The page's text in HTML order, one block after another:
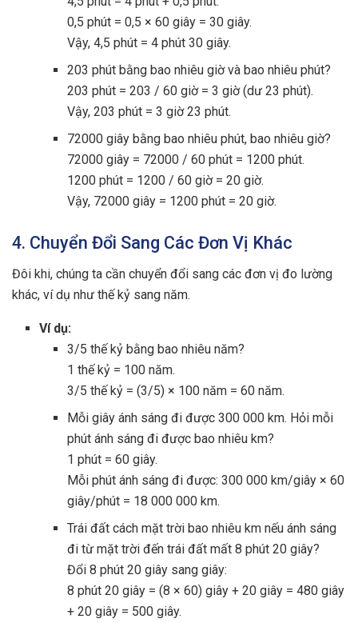
0,5 phút = 0,5 × 60 giây = 30 giây.
Vậy, 4,5 phút = 4 phút 30 giây.
203 phút bằng bao nhiêu giờ và bao nhiêu phút?
203 phút = 203 / 60 giờ = 3 giờ (dư 23 phút).
Vậy, 203 phút = 3 giờ 23 phút.
72000 giây bằng bao nhiêu phút, bao nhiêu giờ?
72000 giây = 72000 / 60 phút = 1200 phút.
1200 phút = 1200 / 60 giờ = 20 giờ.
Vậy, 72000 giây = 1200 phút = 20 giờ.
4. Chuyển Đổi Sang Các Đơn Vị Khác
Đôi khi, chúng ta cần chuyển đổi sang các đơn vị đo lường
khác, ví dụ như thế kỷ sang năm.
Ví dụ:
3/5 thế kỷ bằng bao nhiêu năm?
1 thế kỷ = 100 năm.
3/5 thế kỷ = (3/5) × 100 năm = 60 năm.
Mỗi giây ánh sáng đi được 300 000 km. Hỏi mỗi
phút ánh sáng đi được bao nhiêu km?
1 phút = 60 giây.
Mỗi phút ánh sáng đi được: 300 000 km/giây × 60
giây/phút = 18 000 000 km.
Trái đất cách mặt trời bao nhiêu km nếu ánh sáng
đi từ mặt trời đến trái đất mất 8 phút 20 giây?
Đổi 8 phút 20 giây sang giây:
8 phút 20 giây = (8 × 60) giây + 20 giây = 480 giây
+ 20 giây = 500 giây.